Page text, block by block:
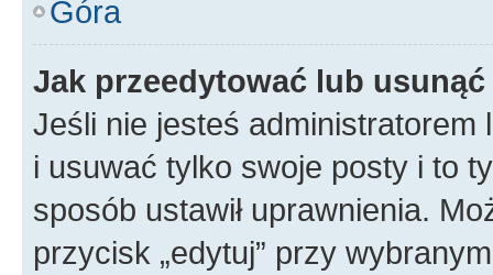
Góra
Jak przeedytować lub
Jeśli nie jesteś
i usuwać tylko swoje posty i to
sposób ustawił uprawnienia.
przycisk „edytuj” przy